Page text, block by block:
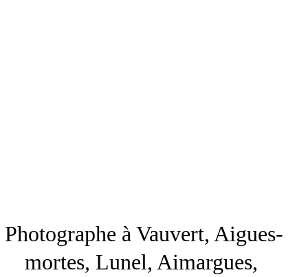
Photographe à Vauvert, Aigues-
mortes, Lunel, Aimargues,